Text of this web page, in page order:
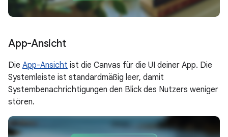
App-Ansicht
Die App-Ansicht ist die Canvas für die UI deiner App. Die
Systemleiste ist standardmäßig leer, damit
Systembenachrichtigungen den Blick des Nutzers weniger
stören.